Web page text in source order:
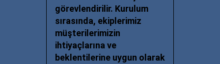
görevlendirilir. Kurulum
sırasında, ekiplerimiz
müşterilerimizin
ihtiyaçlarına ve
beklentilerine uygun olarak